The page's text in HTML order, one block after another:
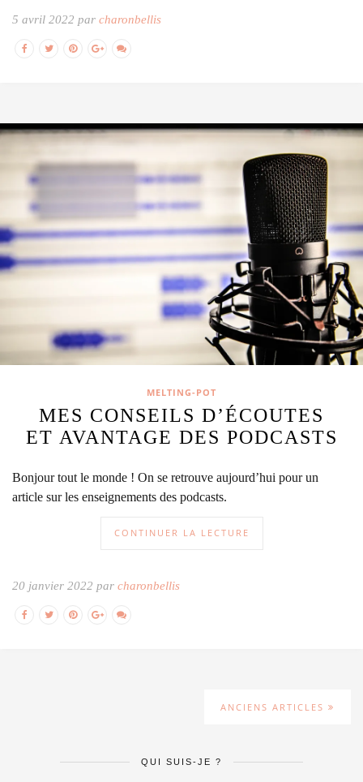
5 avril 2022 par charonbellis
MELTING-POT
MES CONSEILS D’ÉCOUTES
ET AVANTAGE DES PODCASTS
Bonjour tout le monde ! On se retrouve aujourd’hui pour un
article sur les enseignements des podcasts.
CONTINUER LA LECTURE
20 janvier 2022 par charonbellis
ANCIENS ARTICLES
QUI SUIS-JE ?